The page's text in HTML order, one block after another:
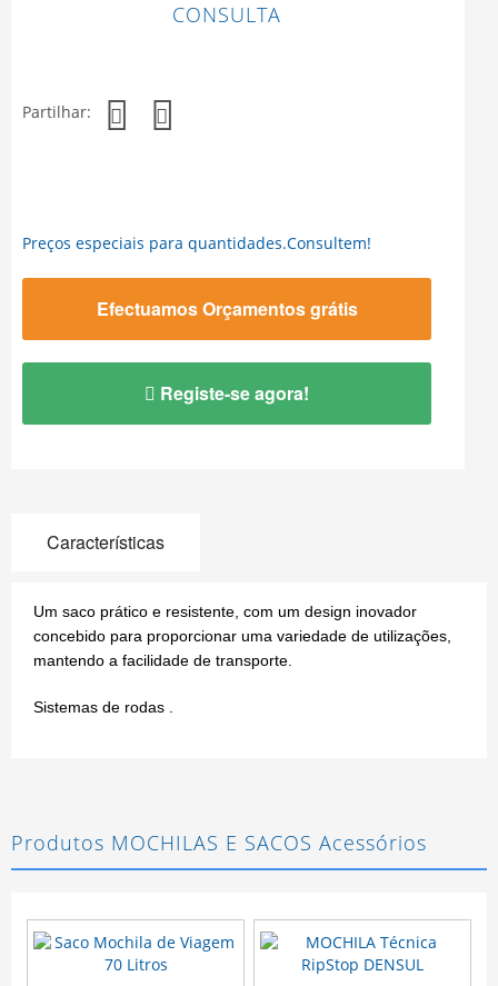
CONSULTA
Partilhar:
Preços especiais para quantidades.Consultem!
Efectuamos Orçamentos grátis
Registe-se agora!
Características
Um saco prático e resistente, com um design inovador
concebido para proporcionar uma variedade de utilizações,
mantendo a facilidade de transporte.
Sistemas de rodas .
Produtos MOCHILAS E SACOS Acessórios